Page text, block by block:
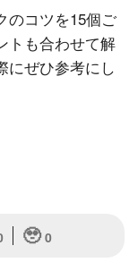
のコツを15個ご
トも合わせて解
にぜひ参考にし
🥹 0